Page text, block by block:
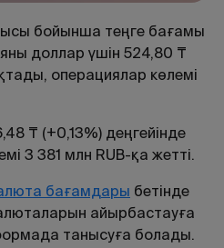
бойынша теңге бағамы
доллар үшін 524,80 ₸
операциялар көлемі
₸ (+0,13%) деңгейінде
3 381 млн RUB-қа жетті.
бағамдары бетінде
айырбастауға
танысуға болады.